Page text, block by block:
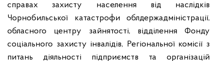
справах захисту населення від наслідків
Чорнобильської катастрофи облдержадміністрації,
обласного центру зайнятості, відділення Фонду
соціального захисту інвалідів, Регіональної комісії з
питань діяльності підприємств та організацій